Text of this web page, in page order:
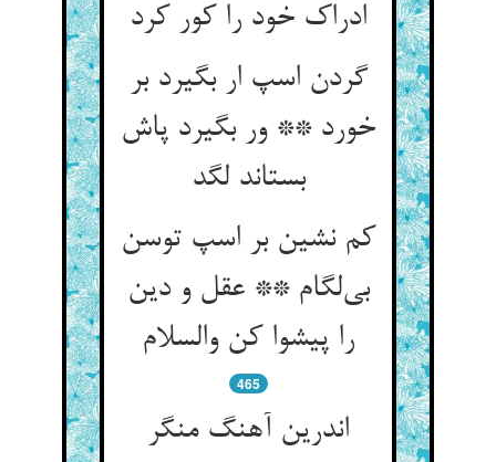
ادراک خود را کور کرد
گردن اسپ ار بگیرد بر
خورد ** ور بگیرد پاش
بستاند لگد
کم نشین بر اسپ توسن
بی‌لگام ** عقل و دین
را پیشوا کن والسلام
465
اندرین آهنگ منگر